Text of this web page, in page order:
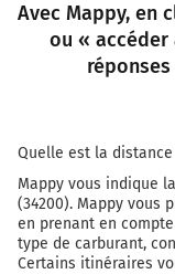
Avec Mappy, en
ou « accéder
Quelle est la distance
Mappy vous indique
(34200). Mappy vous
en prenant en
type de carburant,
Certains itinéraires